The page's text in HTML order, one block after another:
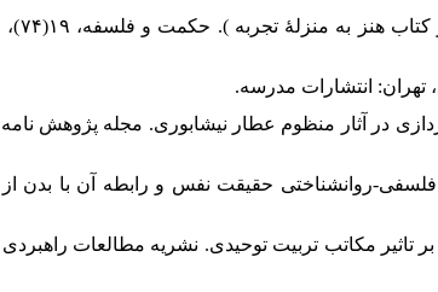
های قصه گویی و تمثیل پردازی در آثار منظوم عطار نیشابوری. مجله پژوهش
فاطمی نیا، محمدحسن و رفیعی هنر، حمید(۱۴۰۱). تبیین فلسفی-روانشناختی حقیقت نفس و رابطه آن با
نظریه تربیت وجودی با تاکید بر تاثیر مکاتب تربیت توحیدی. نشریه مطالعات